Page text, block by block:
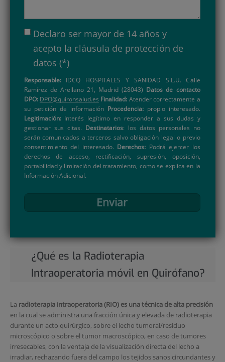
Declaro ser mayor de 14 años y
acepto la cláusula de protección de
datos (*)
Responsable:IDCQ HOSPITALES Y SANIDAD S.L.U. Calle
Ramírez de Arellano 21, Madrid (28043) Datos de contacto
DPO: DPO@quironsalud.es Finalidad: Atender correctamente a
su petición de información Procedencia:propio interesado.
Legitimación:Interés legítimo en responder a sus dudas y
gestionar sus citas. Destinatarios: los datos personales no
serán comunicados a terceros salvo obligación legal o previo
consentimiento del interesado. Derechos: Podrá ejercer los
derechos de acceso, rectificación, supresión, oposición,
portabilidad y limitación del tratamiento, como se explica en la
Información Adicional.
Enviar
¿Qué es la Radioterapia
Intraoperatoria móvil en Quirófano?
La radioterapia intraoperatoria (RIO) es una técnica de alta precisión
en la cual se administra una fracción única y elevada de radioterapia
durante un acto quirúrgico, sobre el lecho tumoral/residuo
microscópico o sobre el tumor macroscópico, en caso de tumores
irresecables, con la ventaja de la visualización directa del lecho a
irradiar, rechazando fuera del campo los tejidos sanos circundantes y